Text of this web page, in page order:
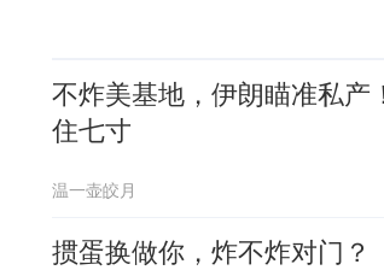
不炸美基地，伊朗瞄准私产
住七寸
温一壶皎月
掼蛋换做你，炸不炸对门？